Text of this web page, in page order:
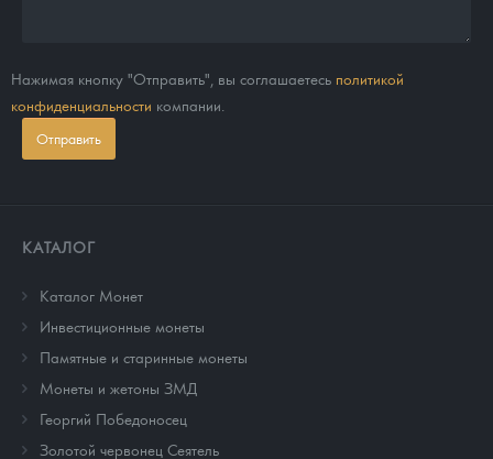
Нажимая кнопку "Отправить", вы соглашаетесь политикой
конфиденциальности компании.
Отправить
КАТАЛОГ
Каталог Монет
Инвестиционные монеты
Памятные и старинные монеты
Монеты и жетоны ЗМД
Георгий Победоносец
Золотой червонец Сеятель